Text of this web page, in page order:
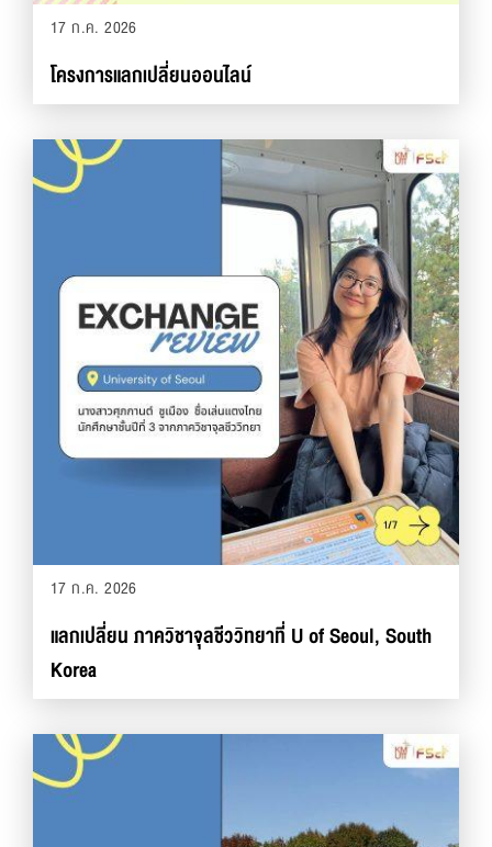
17 ก.ค. 2026
โครงการแลกเปลี่ยนออนไลน์
17 ก.ค. 2026
แลกเปลี่ยน ภาควิชาจุลชีววิทยาที่ U of Seoul, South
Korea